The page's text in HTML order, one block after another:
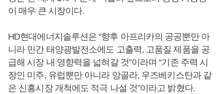
이 매우 큰 시장이다.
HD현대에너지솔루션은 “향후 아프리카의 공공뿐만 아
니라 민간 태양광발전소에도 고출력, 고품질 제품을 공
급해 시장 내 영향력을 넓혀갈 것”이라며 “기존 주력 시
장인 미주, 유럽뿐만 아니라 앙골라, 우즈베키스탄과 같
은 신흥시장 개척에도 적극 나설 것”이라고 밝혔다.